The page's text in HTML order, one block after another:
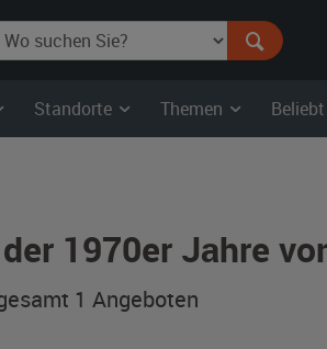
Standorte Themen Beliebt
1970er Jahre
1 Angeboten